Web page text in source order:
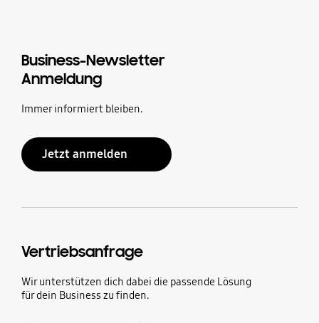
Business-Newsletter
Anmeldung
Immer informiert bleiben.
Jetzt anmelden
Vertriebsanfrage
Wir unterstützen dich dabei die passende Lösung
für dein Business zu finden.